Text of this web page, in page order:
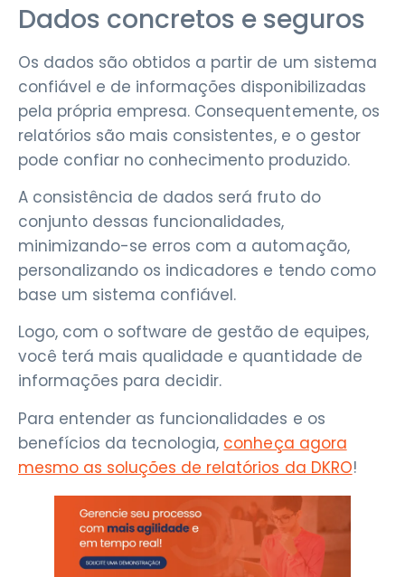
Dados concretos e seguros
Os dados são obtidos a partir de um sistema
confiável e de informações disponibilizadas
pela própria empresa. Consequentemente, os
relatórios são mais consistentes, e o gestor
pode confiar no conhecimento produzido.
A consistência de dados será fruto do
conjunto dessas funcionalidades,
minimizando-se erros com a automação,
personalizando os indicadores e tendo como
base um sistema confiável.
Logo, com o software de gestão de equipes,
você terá mais qualidade e quantidade de
informações para decidir.
Para entender as funcionalidades e os
benefícios da tecnologia, conheça agora
mesmo as soluções de relatórios da DKRO!